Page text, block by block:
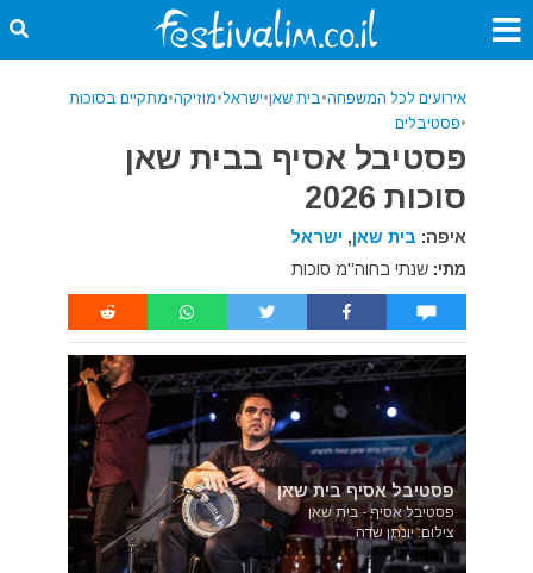
אירועים לכל המשפחה•בית שאן•ישראל•מוזיקה•מתקיים בסוכות
•פסטיבלים
פסטיבל אסיף בבית שאן
סוכות 2026
איפה: בית שאן, ישראל
מתי:שנתי בחוה"מ סוכות
פסטיבל אסיף בית שאן
פסטיבל אסיף - בית שאן
צילום: יונתן שדה